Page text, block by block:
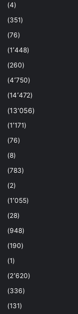
(4)
(351)
(76)
(1٬448)
(260)
(4٬750)
(14٬472)
(13٬056)
(1٬171)
(76)
(8)
(783)
(2)
(1٬055)
(28)
(948)
(190)
(1)
(2٬620)
(336)
(131)